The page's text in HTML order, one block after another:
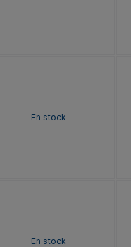
En stock
En stock